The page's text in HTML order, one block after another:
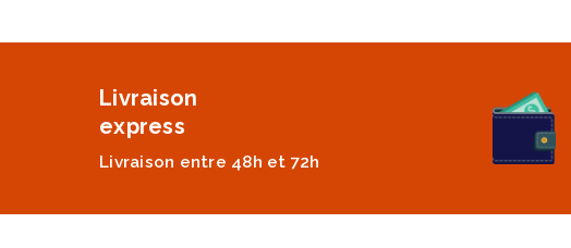
Livraison
express
Livraison entre 48h et 72h